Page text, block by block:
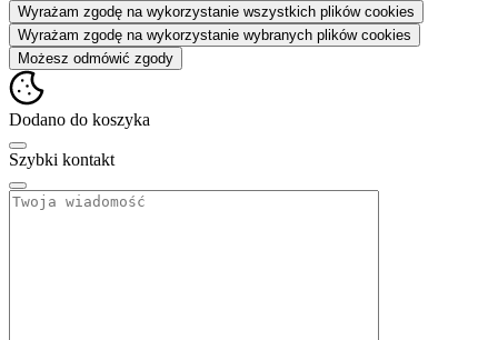
Wyrażam zgodę na wykorzystanie wszystkich plików cookies
Wyrażam zgodę na wykorzystanie wybranych plików cookies
Możesz odmówić zgody
Dodano do koszyka
Szybki kontakt